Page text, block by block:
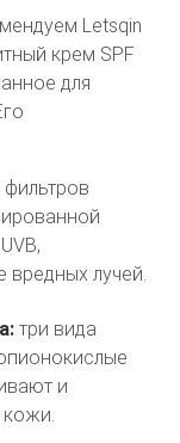
Letsqin
крем SPF
для
вредных лучей.
три вида
и
кожи.